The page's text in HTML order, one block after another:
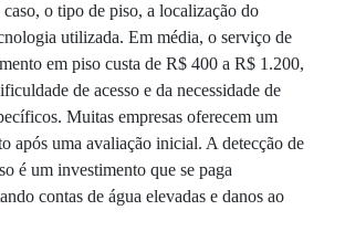
o tipo de piso, a localização do
utilizada. Em média, o serviço de
em piso custa de R$ 400 a R$ 1.200,
de acesso e da necessidade de
Muitas empresas oferecem um
após uma avaliação inicial. A detecção de
é um investimento que se paga
contas de água elevadas e danos ao